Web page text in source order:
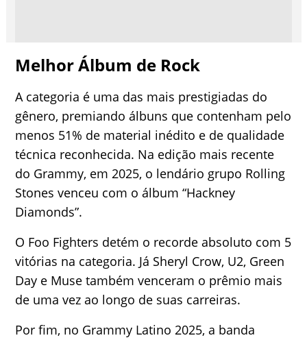
Melhor Álbum de Rock
A categoria é uma das mais prestigiadas do
gênero, premiando álbuns que contenham pelo
menos 51% de material inédito e de qualidade
técnica reconhecida. Na edição mais recente
do Grammy, em 2025, o lendário grupo Rolling
Stones venceu com o álbum “Hackney
Diamonds”.
O Foo Fighters detém o recorde absoluto com 5
vitórias na categoria. Já Sheryl Crow, U2, Green
Day e Muse também venceram o prêmio mais
de uma vez ao longo de suas carreiras.
Por fim, no Grammy Latino 2025, a banda